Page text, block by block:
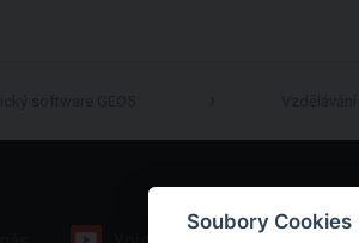
Soubory Cookies